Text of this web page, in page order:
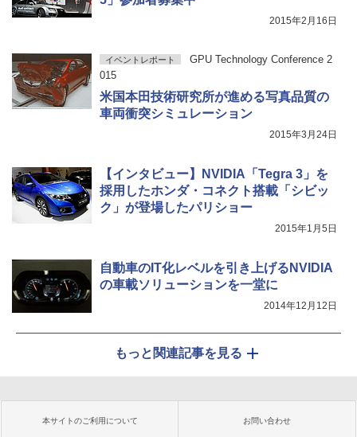
2015年2月16日
イベントレポート
GPU Technology Conference 2
015
米国本田技術研究所が進める写真品質の
車両衝突シミュレーション
2015年3月24日
【インタビュー】NVIDIA「Tegra 3」を
採用したホンダ・コネクト搭載「シビッ
ク」が登場したパリショー
2015年1月5日
自動車のIT化レベルを引き上げるNVIDIA
の車載ソリューションを一堂に
2014年12月12日
もっと関連記事を見る
本サイトのご利用について お問い合わせ